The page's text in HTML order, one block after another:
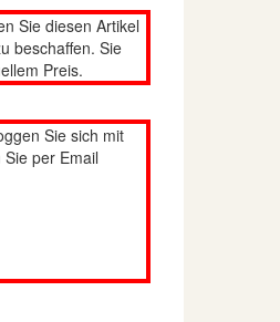
Sie diesen Artikel
beschaffen. Sie
Preis.
Sie sich mit
per Email